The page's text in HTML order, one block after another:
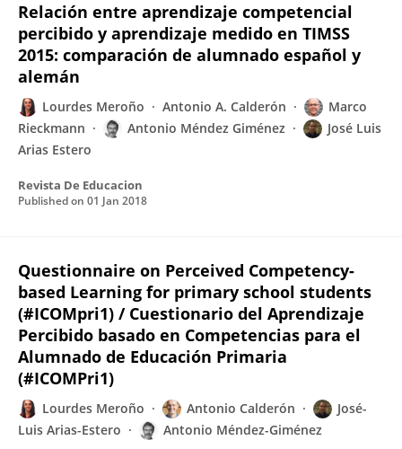
Relación entre aprendizaje competencial
percibido y aprendizaje medido en TIMSS
2015: comparación de alumnado español y
alemán
Lourdes Meroño Antonio A. Calderón
Marco
Rieckmann
Antonio Méndez Giménez
José Luis
Arias Estero
Revista De Educacion
Published on 01 Jan 2018
Questionnaire on Perceived Competency-
based Learning for primary school students
(#ICOMpri1) / Cuestionario del Aprendizaje
Percibido basado en Competencias para el
Alumnado de Educación Primaria
(#ICOMPri1)
Lourdes Meroño Antonio Calderón
José-
Luis Arias-Estero
Antonio Méndez-Giménez